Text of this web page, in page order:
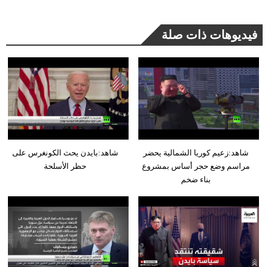
فيديوهات ذات صلة
شاهد:بايدن يحث الكونغرس على
حظر الأسلحة
شاهد:زعيم كوريا الشمالية يحضر
مراسم وضع حجر أساس بمشروع
بناء ضخم